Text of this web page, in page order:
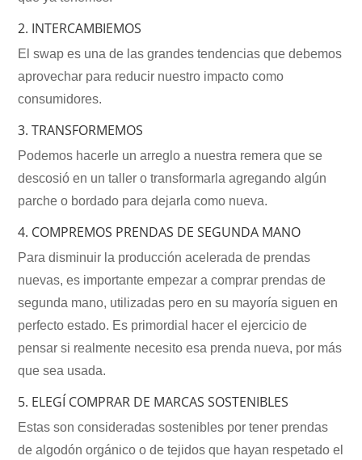
2. INTERCAMBIEMOS
El swap es una de las grandes tendencias que debemos
aprovechar para reducir nuestro impacto como
consumidores.
3. TRANSFORMEMOS
Podemos hacerle un arreglo a nuestra remera que se
descosió en un taller o transformarla agregando algún
parche o bordado para dejarla como nueva.
4. COMPREMOS PRENDAS DE SEGUNDA MANO
Para disminuir la producción acelerada de prendas
nuevas, es importante empezar a comprar prendas de
segunda mano, utilizadas pero en su mayoría siguen en
perfecto estado. Es primordial hacer el ejercicio de
pensar si realmente necesito esa prenda nueva, por más
que sea usada.
5. ELEGÍ COMPRAR DE MARCAS SOSTENIBLES
Estas son consideradas sostenibles por tener prendas
de algodón orgánico o de tejidos que hayan respetado el